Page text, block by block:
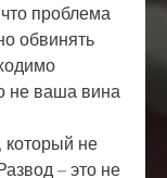
проблема
обвинять
не ваша вина
не
– это не